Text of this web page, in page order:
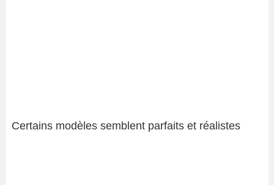
Certains modèles semblent parfaits et réalistes